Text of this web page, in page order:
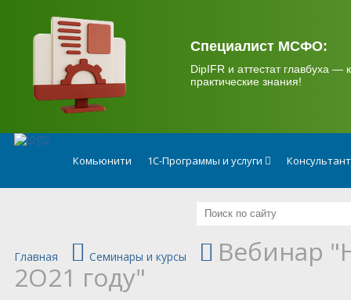
Специалист МСФО:
DipIFR и аттестат главбуха —
практические знания!
Комьюнити 1С-Программы и услуги
Главная Семинары и курсы Вебинар
2О21 году"